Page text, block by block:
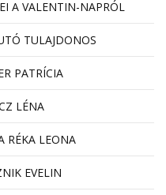
A VALENTIN-NAPRÓL
TULAJDONOS
PATRÍCIA
LÉNA
RÉKA LEONA
EVELIN